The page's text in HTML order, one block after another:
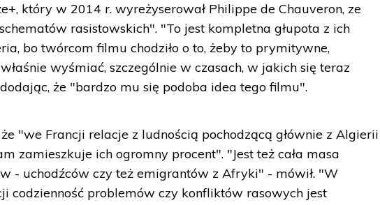
który w 2014 r. wyreżyserował Philippe de Chauveron, ze
rasistowskich". "To jest kompletna głupota z ich
bo twórcom filmu chodziło o to, żeby to prymitywne,
wyśmiać, szczególnie w czasach, w jakich się teraz
że "bardzo mu się podoba idea tego filmu".
"we Francji relacje z ludnością pochodzącą głównie z Algierii
zamieszkuje ich ogromny procent". "Jest też cała masa
- uchodźców czy też emigrantów z Afryki" - mówił. "W
codzienność problemów czy konfliktów rasowych jest